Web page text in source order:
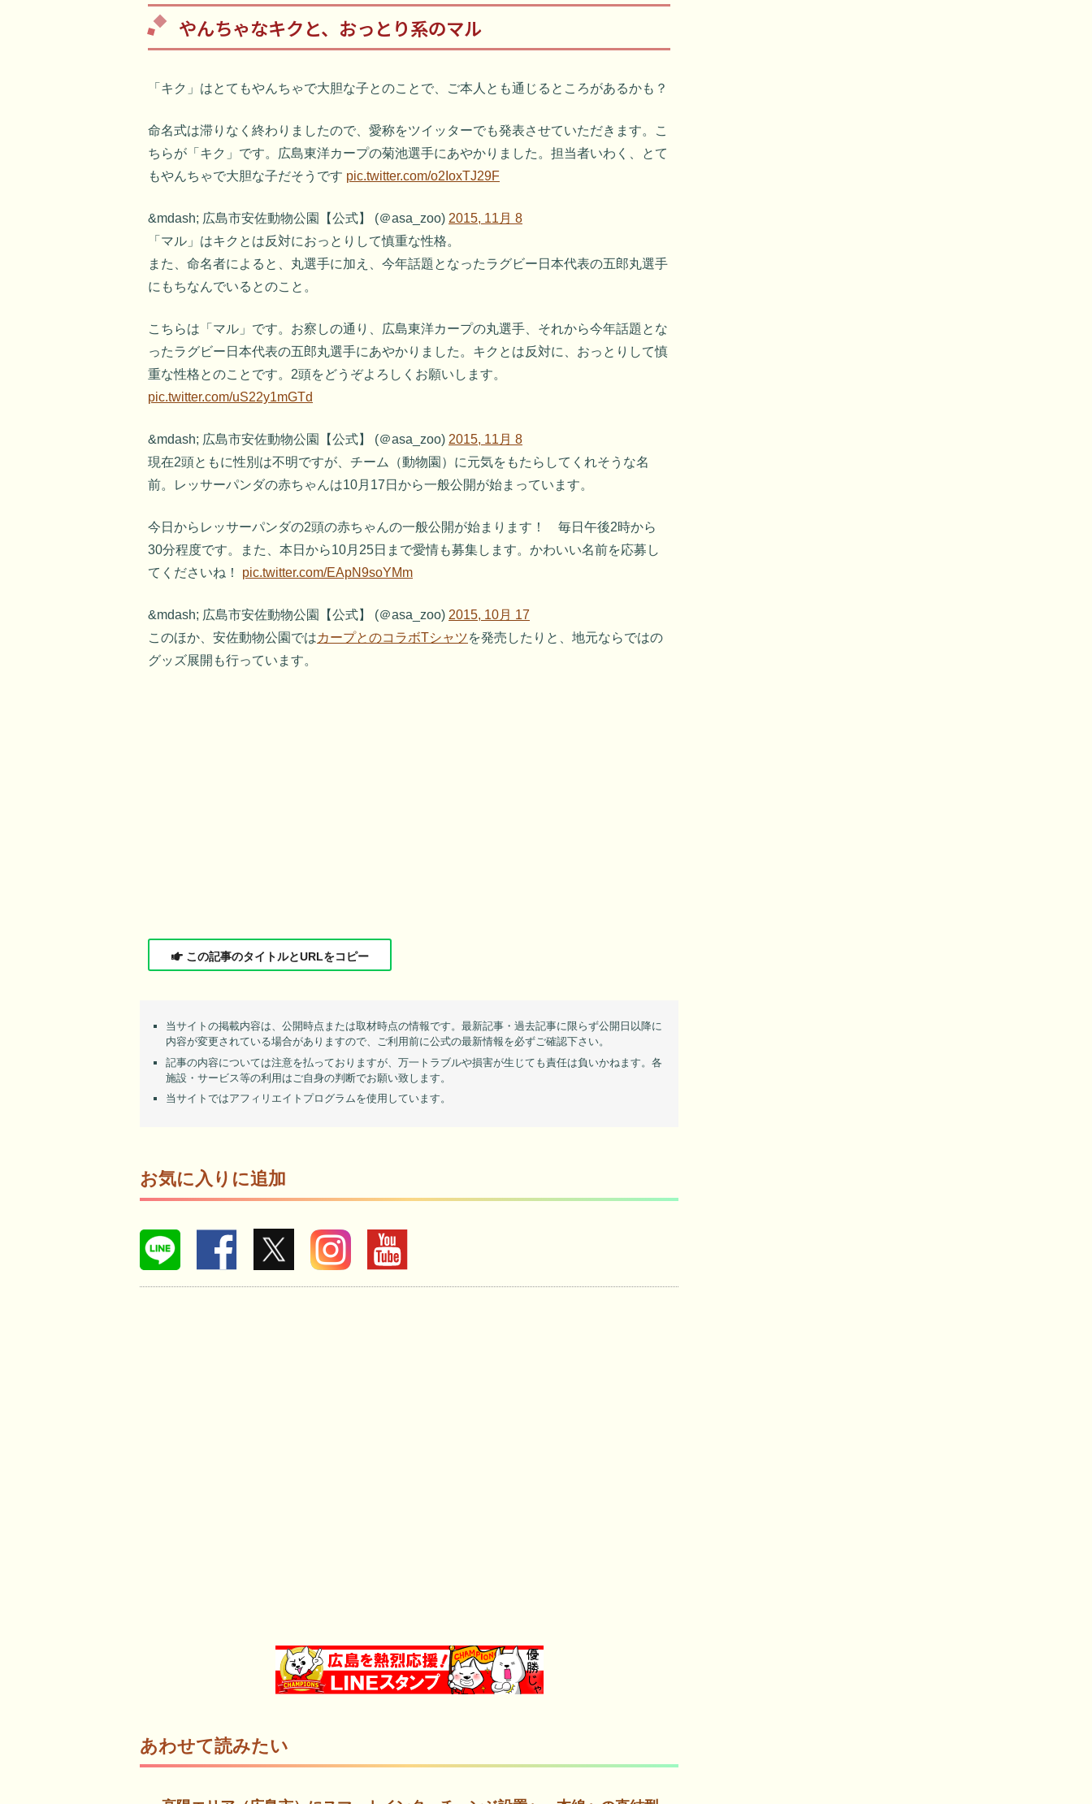
やんちゃなキクと、おっとり系のマル
「キク」はとてもやんちゃで大胆な子とのことで、ご本人とも通じるところがあるかも？
命名式は滞りなく終わりましたので、愛称をツイッターでも発表させていただきます。こ
ちらが「キク」です。広島東洋カープの菊池選手にあやかりました。担当者いわく、とて
もやんちゃで大胆な子だそうです pic.twitter.com/o2IoxTJ29F
&mdash; 広島市安佐動物公園【公式】 (＠asa_zoo) 2015, 11月 8
「マル」はキクとは反対におっとりして慎重な性格。
また、命名者によると、丸選手に加え、今年話題となったラグビー日本代表の五郎丸選手
にもちなんでいるとのこと。
こちらは「マル」です。お察しの通り、広島東洋カープの丸選手、それから今年話題とな
ったラグビー日本代表の五郎丸選手にあやかりました。キクとは反対に、おっとりして慎
重な性格とのことです。2頭をどうぞよろしくお願いします。
pic.twitter.com/uS22y1mGTd
&mdash; 広島市安佐動物公園【公式】 (＠asa_zoo) 2015, 11月 8
現在2頭ともに性別は不明ですが、チーム（動物園）に元気をもたらしてくれそうな名
前。レッサーパンダの赤ちゃんは10月17日から一般公開が始まっています。
今日からレッサーパンダの2頭の赤ちゃんの一般公開が始まります！ 毎日午後2時から
30分程度です。また、本日から10月25日まで愛情も募集します。かわいい名前を応募し
てくださいね！ pic.twitter.com/EApN9soYMm
&mdash; 広島市安佐動物公園【公式】 (＠asa_zoo) 2015, 10月 17
このほか、安佐動物公園ではカープとのコラボTシャツを発売したりと、地元ならではの
グッズ展開も行っています。
この記事のタイトルとURLをコピー
当サイトの掲載内容は、公開時点または取材時点の情報です。最新記事・過去記事に限らず公開日以降に
内容が変更されている場合がありますので、ご利用前に公式の最新情報を必ずご確認下さい。
記事の内容については注意を払っておりますが、万一トラブルや損害が生じても責任は負いかねます。各
施設・サービス等の利用はご自身の判断でお願い致します。
当サイトではアフィリエイトプログラムを使用しています。
お気に入りに追加
あわせて読みたい